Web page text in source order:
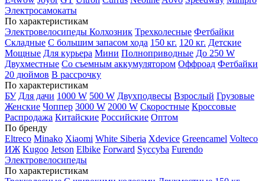
Электросамокаты
По характеристикам
Электровелосипеды Колхозник Трехколесные Фетбайки
Складные С большим запасом хода 150 кг. 120 кг. Детские
Мощные Для курьера Мини Полноприводные До 250 W
Двухместные Со съемным аккумулятором Оффроад Фетбайки
20 дюймов В рассрочку
По характеристикам
БУ Для дачи 1000 W 500 W Двухподвесы Взрослый Грузовые
Женские Чоппер 3000 W 2000 W Скоростные Кроссовые
Распродажа Китайские Российские Оптом
По бренду
Eltreco Minako Xiaomi White Siberia Xdevice Greencamel Volteco
ИЖ Kugoo Jetson Elbike Forward Syccyba Furendo
Электровелосипеды
По характеристикам